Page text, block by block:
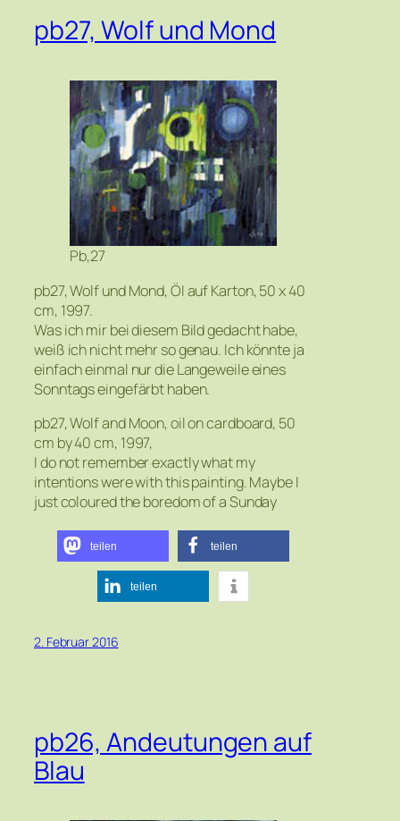
pb27, Wolf und Mond
Pb,27
pb27, Wolf und Mond, Öl auf Karton, 50 x 40
cm, 1997.
Was ich mir bei diesem Bild gedacht habe,
weiß ich nicht mehr so genau. Ich könnte ja
einfach einmal nur die Langeweile eines
Sonntags eingefärbt haben.
pb27, Wolf and Moon, oil on cardboard, 50
cm by 40 cm, 1997,
I do not remember exactly what my
intentions were with this painting. Maybe I
just coloured the boredom of a Sunday
teilen teilen
teilen
2. Februar 2016
pb26, Andeutungen auf
Blau